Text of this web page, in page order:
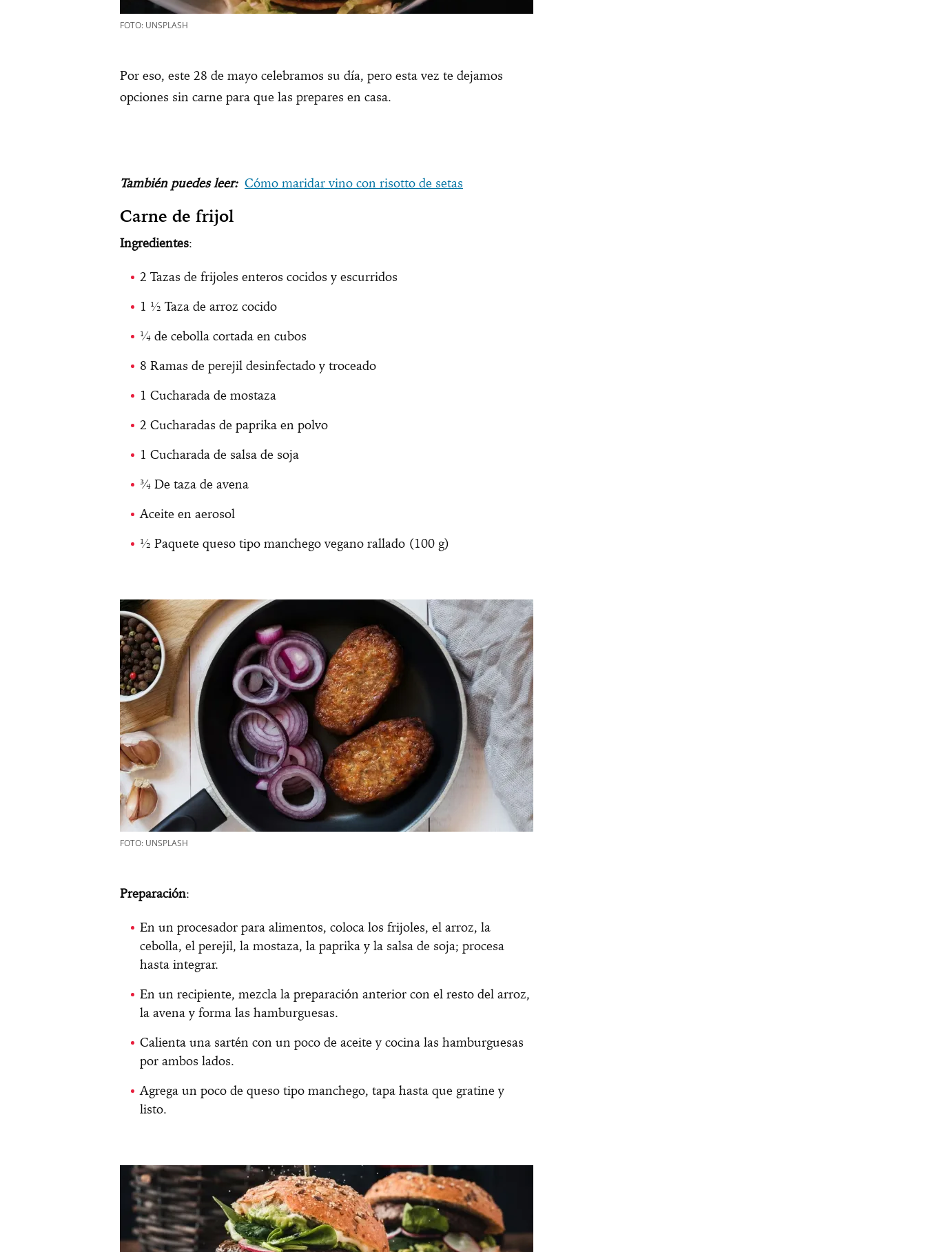
FOTO: UNSPLASH
Por eso, este 28 de mayo celebramos su día, pero esta vez te dejamos
opciones sin carne para que las prepares en casa.
También puedes leer: Cómo maridar vino con risotto de setas
Carne de frijol
Ingredientes:
2 Tazas de frijoles enteros cocidos y escurridos
1 ½ Taza de arroz cocido
¼ de cebolla cortada en cubos
8 Ramas de perejil desinfectado y troceado
1 Cucharada de mostaza
2 Cucharadas de paprika en polvo
1 Cucharada de salsa de soja
¾ De taza de avena
Aceite en aerosol
½ Paquete queso tipo manchego vegano rallado (100 g)
FOTO: UNSPLASH
Preparación:
En un procesador para alimentos, coloca los frijoles, el arroz, la
cebolla, el perejil, la mostaza, la paprika y la salsa de soja; procesa
hasta integrar.
En un recipiente, mezcla la preparación anterior con el resto del arroz,
la avena y forma las hamburguesas.
Calienta una sartén con un poco de aceite y cocina las hamburguesas
por ambos lados.
Agrega un poco de queso tipo manchego, tapa hasta que gratine y
listo.